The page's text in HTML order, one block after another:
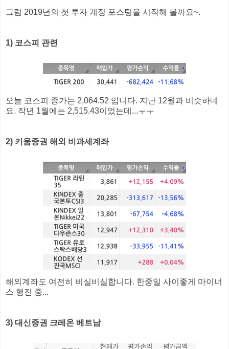
그럼 2019년의 첫 투자 계정 포스팅을 시작해 볼까요~.
1) 코스피 관련
오늘 코스피 종가는 2,064.52 입니다. 지난 12월과 비슷하네
요. 작년 1월에는 2,515.43이었는데...ㅜㅜ
2) 키움증권 해외 비과세계좌
해외계좌도 여전히 비실비실합니다. 한중일 사이좋게 마이너
스 행진 중...
3) 대신증권 크레온 베트남